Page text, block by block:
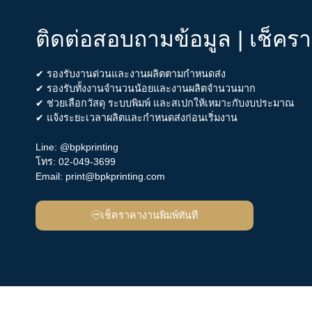
ติดต่อสอบถามข้อมูล | เช็คร
✔ รองรับงานด่วนและงานผลิตตามกำหนดส่ง
✔ รองรับทั้งงานจำนวนน้อยและงานผลิตจำนวนมาก
✔ ช่วยเลือกวัสดุ ระบบพิมพ์ และสเปกให้เหมาะกับงบประมาณ
✔ แจ้งระยะเวลาผลิตและกำหนดส่งก่อนเริ่มงาน
Line: @bpkprinting
โทร: 02-049-3699
Email: print@bpkprinting.com
เช็คราคางานพิมพ์ทันที